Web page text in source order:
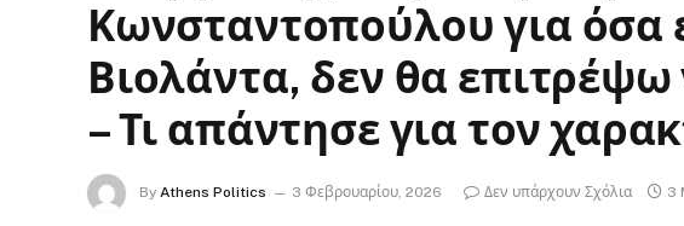
Κωνσταντοπούλου για όσα
Βιολάντα, δεν θα
– Τι απάντησε για τον
By Athens Politics 3 Φεβρουαρίου, 2026 Δεν υπάρχουν Σχόλια 3